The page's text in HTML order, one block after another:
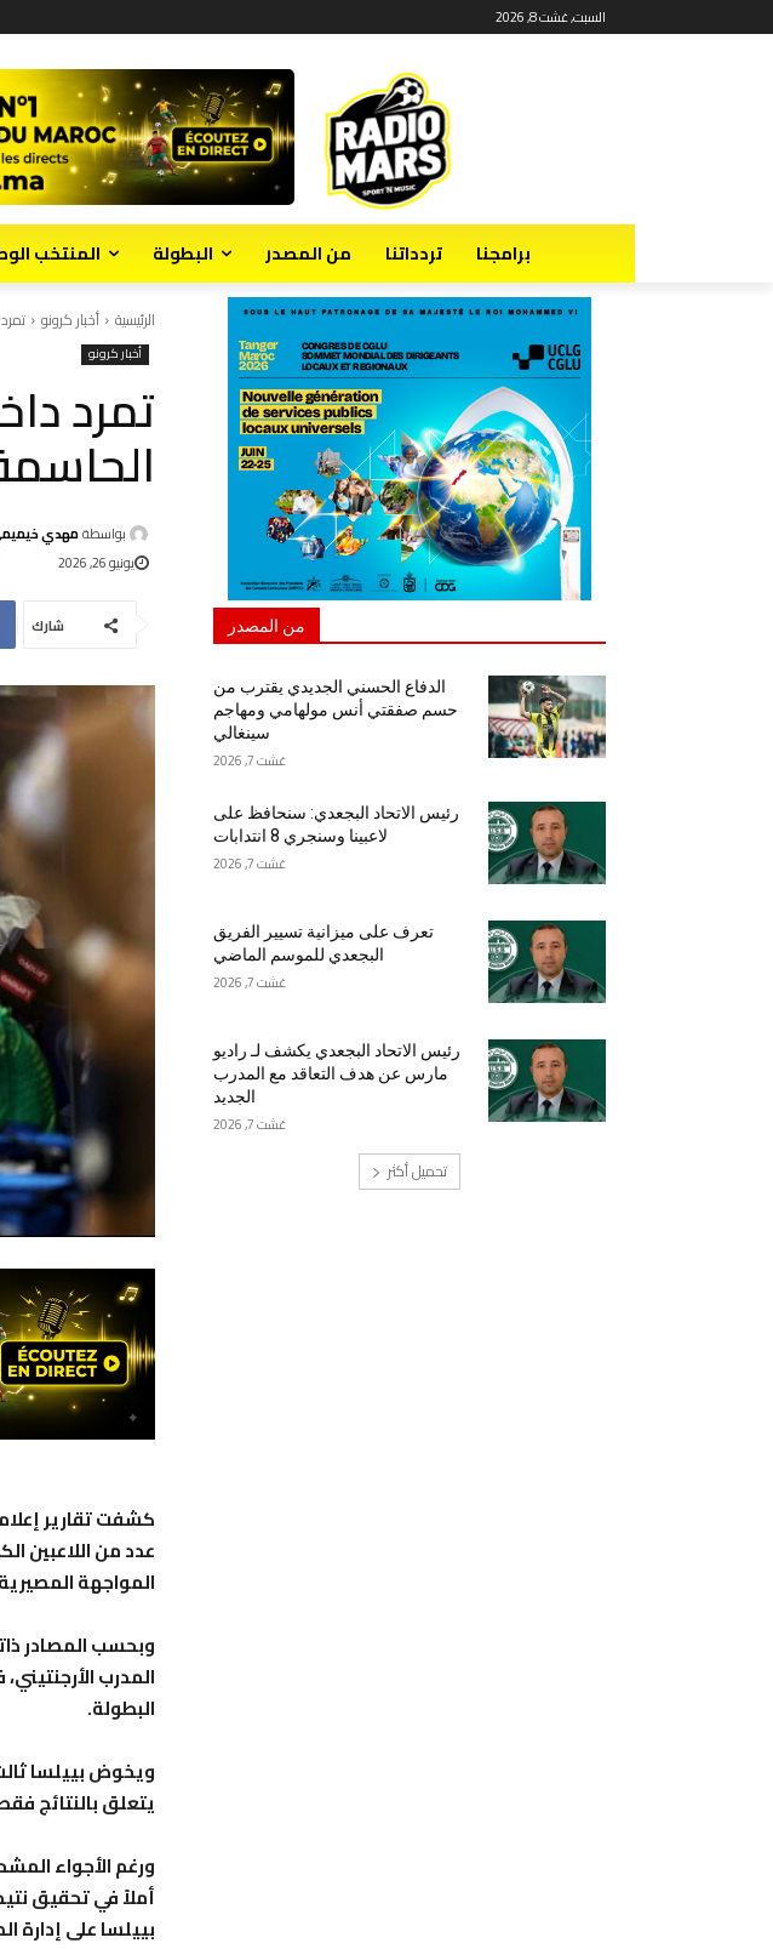
السبت, غشت 8, 2026
برامجنا تردداتنا من المصدر البطولة المنتخب
الرئيسية أخبار كرونو
أخبار كرونو
تمرد
الحاسمة
بواسطةمهدي
يونيو 26, 2026
شارك
كشفت تقارير
عدد من اللاعبين
المواجهة
وبحسب المصادر
المدرب
البطولة.
ويخوض بييلسا
يتعلق بالنتائج
ورغم الأجواء
أملاً في تحقيق
بييلسا على إدارة
من المصدر
الدفاع الحسني الجديدي يقترب من
حسم صفقتي أنس مولهامي ومهاجم
سينغالي
غشت 7, 2026
رئيس الاتحاد البجعدي: سنحافظ على
لاعبينا وسنجري 8 انتدابات
غشت 7, 2026
تعرف على ميزانية تسيير الفريق
البجعدي للموسم الماضي
غشت 7, 2026
رئيس الاتحاد البجعدي يكشف لـ راديو
مارس عن هدف التعاقد مع المدرب
الجديد
غشت 7, 2026
تحميل أكثر